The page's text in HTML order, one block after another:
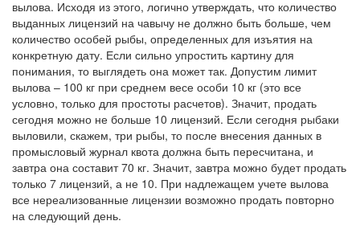
вылова. Исходя из этого, логично утверждать, что количество
выданных лицензий на чавычу не должно быть больше, чем
количество особей рыбы, определенных для изъятия на
конкретную дату. Если сильно упростить картину для
понимания, то выглядеть она может так. Допустим лимит
вылова – 100 кг при среднем весе особи 10 кг (это все
условно, только для простоты расчетов). Значит, продать
сегодня можно не больше 10 лицензий. Если сегодня рыбаки
выловили, скажем, три рыбы, то после внесения данных в
промысловый журнал квота должна быть пересчитана, и
завтра она составит 70 кг. Значит, завтра можно будет продать
только 7 лицензий, а не 10. При надлежащем учете вылова
все нереализованные лицензии возможно продать повторно
на следующий день.